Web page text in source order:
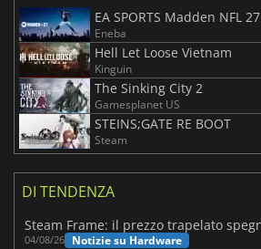
EA SPORTS Madden NFL 27
Eneba
Hell Let Loose Vietnam
Kinguin
The Sinking City 2
Gamesplanet US
STEINS;GATE RE BOOT
Steam
DI TENDENZA
04/08/26 Notizie su Hardware